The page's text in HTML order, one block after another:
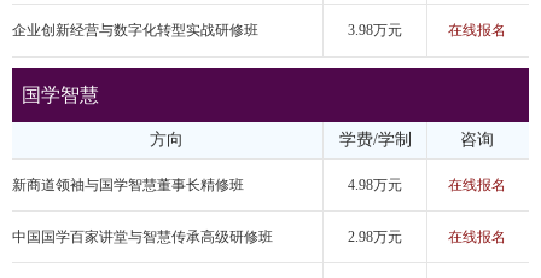
企业创新经营与数字化转型实战研修班 3.98万元 在线报名
国学智慧
方向 学费/学制 咨询
新商道领袖与国学智慧董事长精修班 4.98万元 在线报名
中国国学百家讲堂与智慧传承高级研修班 2.98万元 在线报名